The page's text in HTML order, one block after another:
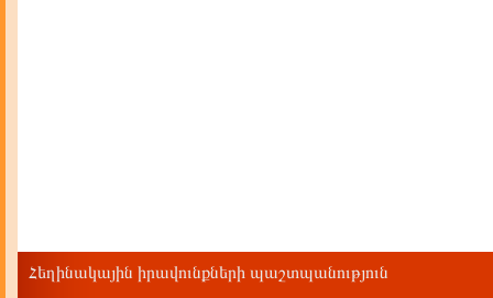
Հեղինակային իրավունքների պաշտպանություն